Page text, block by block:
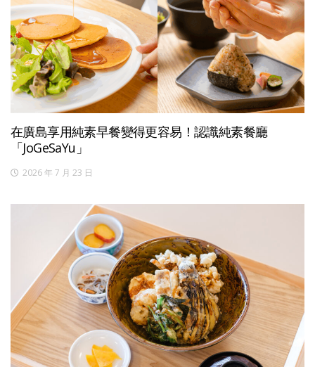
在廣島享用純素早餐變得更容易！認識純素餐廳
「JoGeSaYu」
2026 年 7 月 23 日